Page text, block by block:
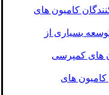
کامیون های
بسیاری از
های کمپرسی
کامیون های